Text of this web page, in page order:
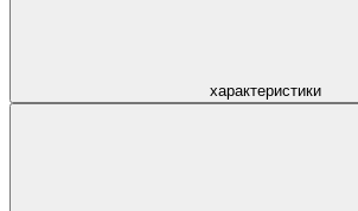
характеристики